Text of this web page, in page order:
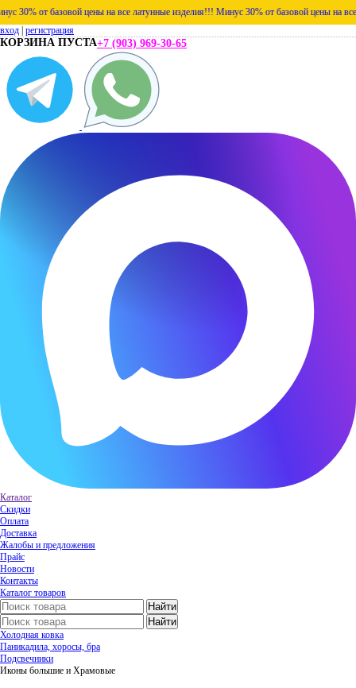
от базовой цены на все латунные изделия!!! Минус 30% от базовой цены на все
вход регистрация
КОРЗИНА ПУСТА+7 (903) 969-30-65
Каталог
Скидки
Оплата
Доставка
Жалобы и предложения
Прайс
Новости
Контакты
Каталог товаров
Холодная ковка
Паникадила, хоросы, бра
Подсвечники
Иконы большие и Храмовые